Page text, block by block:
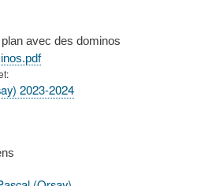
avec des dominos
2023-2024